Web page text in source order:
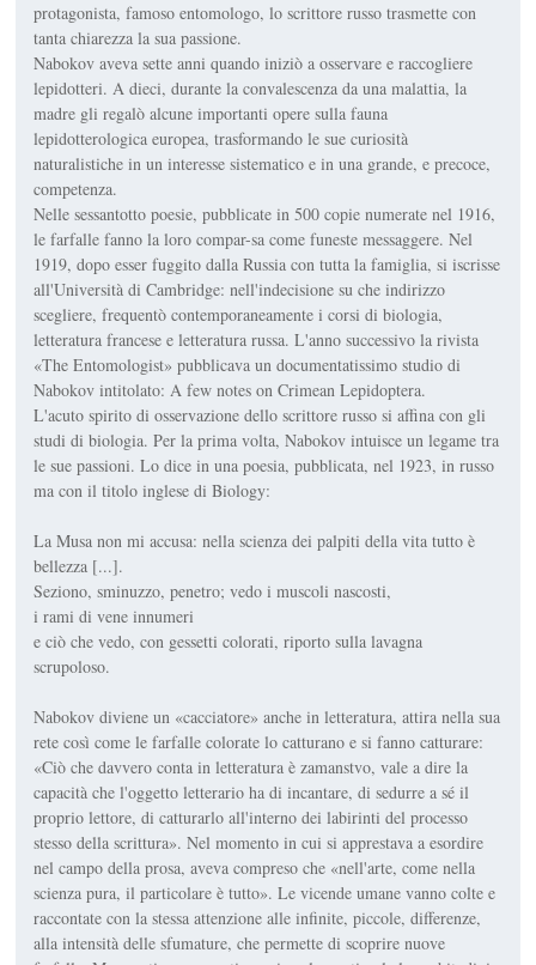
protagonista, famoso entomologo, lo scrittore russo trasmette con
tanta chiarezza la sua passione.
Nabokov aveva sette anni quando iniziò a osservare e raccogliere
lepidotteri. A dieci, durante la convalescenza da una malattia, la
madre gli regalò alcune importanti opere sulla fauna
lepidotterologica europea, trasformando le sue curiosità
naturalistiche in un interesse sistematico e in una grande, e precoce,
competenza.
Nelle sessantotto poesie, pubblicate in 500 copie numerate nel 1916,
le farfalle fanno la loro compar-sa come funeste messaggere. Nel
1919, dopo esser fuggito dalla Russia con tutta la famiglia, si iscrisse
all'Università di Cambridge: nell'indecisione su che indirizzo
scegliere, frequentò contemporaneamente i corsi di biologia,
letteratura francese e letteratura russa. L'anno successivo la rivista
«The Entomologist» pubblicava un documentatissimo studio di
Nabokov intitolato: A few notes on Crimean Lepidoptera.
L'acuto spirito di osservazione dello scrittore russo si affina con gli
studi di biologia. Per la prima volta, Nabokov intuisce un legame tra
le sue passioni. Lo dice in una poesia, pubblicata, nel 1923, in russo
ma con il titolo inglese di Biology:
La Musa non mi accusa: nella scienza dei palpiti della vita tutto è
bellezza [...].
Seziono, sminuzzo, penetro; vedo i muscoli nascosti,
i rami di vene innumeri
e ciò che vedo, con gessetti colorati, riporto sulla lavagna
scrupoloso.
Nabokov diviene un «cacciatore» anche in letteratura, attira nella sua
rete così come le farfalle colorate lo catturano e si fanno catturare:
«Ciò che davvero conta in letteratura è zamanstvo, vale a dire la
capacità che l'oggetto letterario ha di incantare, di sedurre a sé il
proprio lettore, di catturarlo all'interno dei labirinti del processo
stesso della scrittura». Nel momento in cui si apprestava a esordire
nel campo della prosa, aveva compreso che «nell'arte, come nella
scienza pura, il particolare è tutto». Le vicende umane vanno colte e
raccontate con la stessa attenzione alle infinite, piccole, differenze,
alla intensità delle sfumature, che permette di scoprire nuove